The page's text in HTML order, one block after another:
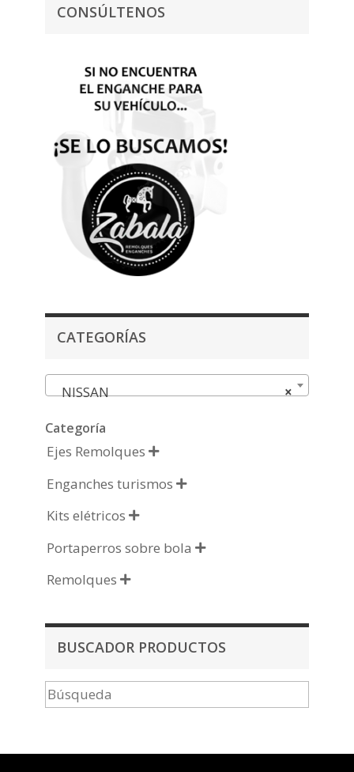
CONSÚLTENOS
CATEGORÍAS
×
NISSAN
Categoría
Ejes Remolques 
Enganches turismos 
Kits elétricos 
Portaperros sobre bola 
Remolques 
BUSCADOR PRODUCTOS